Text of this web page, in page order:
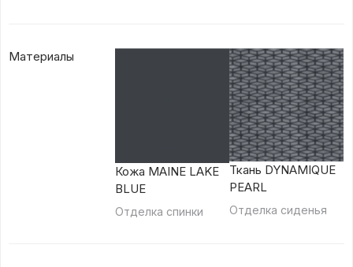
Материалы
Кожа MAINE LAKE
BLUE
Отделка спинки
Ткань DYNAMIQUE
PEARL
Отделка сиденья